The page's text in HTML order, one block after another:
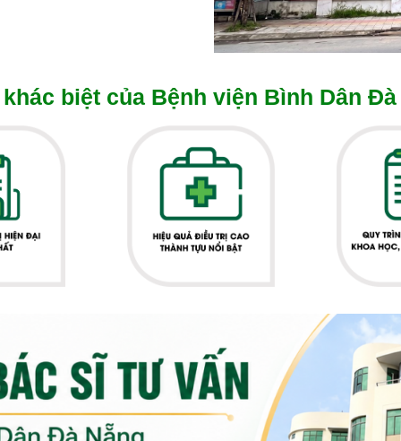
biệt của Bệnh viện Bình Dân Đà